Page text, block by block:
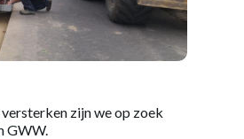
zijn we op zoek
GWW.